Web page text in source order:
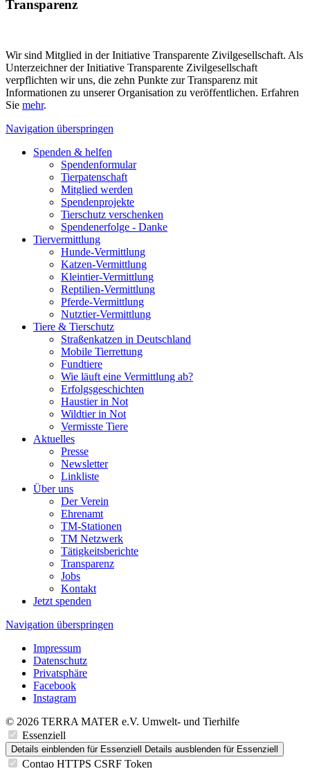
Transparenz
Wir sind Mitglied in der Initiative Transparente Zivilgesellschaft. Als
Unterzeichner der Initiative Transparente Zivilgesellschaft
verpflichten wir uns, die zehn Punkte zur Transparenz mit
Informationen zu unserer Organisation zu veröffentlichen. Erfahren
Sie mehr.
Navigation überspringen
Spenden & helfen
Spendenformular
Tierpatenschaft
Mitglied werden
Spendenprojekte
Tierschutz verschenken
Spendenerfolge - Danke
Tiervermittlung
Hunde-Vermittlung
Katzen-Vermittlung
Kleintier-Vermittlung
Reptilien-Vermittlung
Pferde-Vermittlung
Nutztier-Vermittlung
Tiere & Tierschutz
Straßenkatzen in Deutschland
Mobile Tierrettung
Fundtiere
Wie läuft eine Vermittlung ab?
Erfolgsgeschichten
Haustier in Not
Wildtier in Not
Vermisste Tiere
Aktuelles
Presse
Newsletter
Linkliste
Über uns
Der Verein
Ehrenamt
TM-Stationen
TM Netzwerk
Tätigkeitsberichte
Transparenz
Jobs
Kontakt
Jetzt spenden
Navigation überspringen
Impressum
Datenschutz
Privatsphäre
Facebook
Instagram
© 2026 TERRA MATER e.V. Umwelt- und Tierhilfe
Essenziell
Details einblenden für Essenziell Details ausblenden für Essenziell
Contao HTTPS CSRF Token